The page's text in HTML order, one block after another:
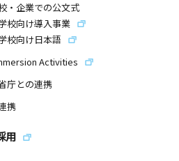
・企業での公文式
校向け導入事業
校向け日本語
Activities
庁との連携
携
用